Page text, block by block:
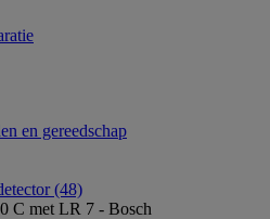
en gereedschap
(48)
C met LR 7 - Bosch